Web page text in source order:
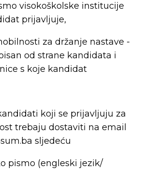
visokoškolske institucije
prijavljuje,
za držanje nastave -
od strane kandidata i
s koje kandidat
koji se prijavljuju za
trebaju dostaviti na email
sljedeću
pismo (engleski jezik/